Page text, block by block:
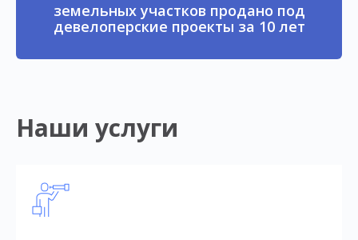
земельных участков продано под
девелоперские проекты за 10 лет
Наши услуги